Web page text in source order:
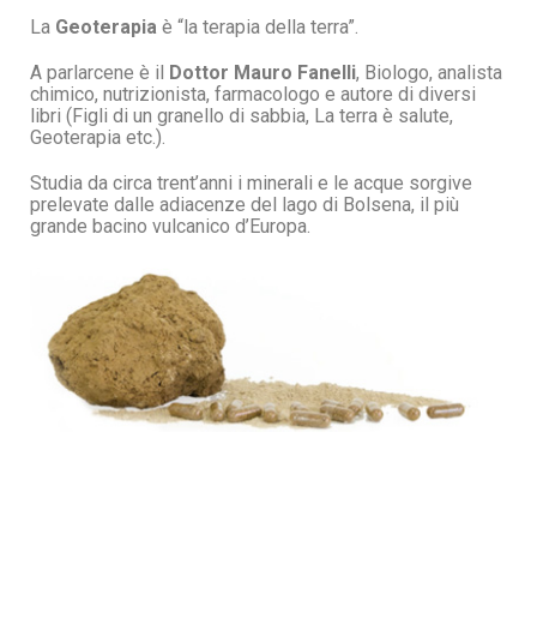
La Geoterapia è “la terapia della terra”.
A parlarcene è il Dottor Mauro Fanelli, Biologo, analista
chimico, nutrizionista, farmacologo e autore di diversi
libri (Figli di un granello di sabbia, La terra è salute,
Geoterapia etc.).
Studia da circa trent’anni i minerali e le acque sorgive
prelevate dalle adiacenze del lago di Bolsena, il più
grande bacino vulcanico d’Europa.